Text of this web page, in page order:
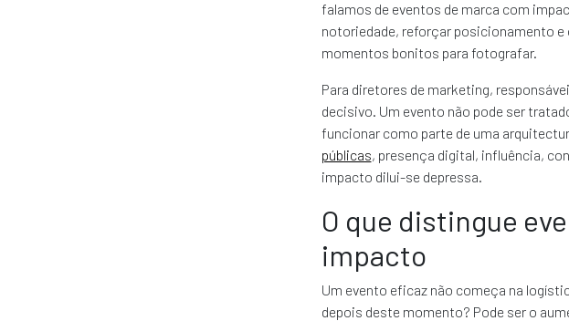
falamos de eventos de marca com
notoriedade, reforçar posicionamento e
momentos bonitos para fotografar.
Para diretores de marketing,
decisivo. Um evento não pode ser
funcionar como parte de uma
públicas, presença digital, influência,
impacto dilui-se depressa.
O que distingue
impacto
Um evento eficaz não começa na
depois deste momento? Pode ser o